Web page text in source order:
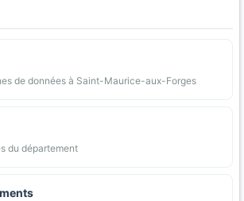
de données à Saint-Maurice-aux-Forges
du département